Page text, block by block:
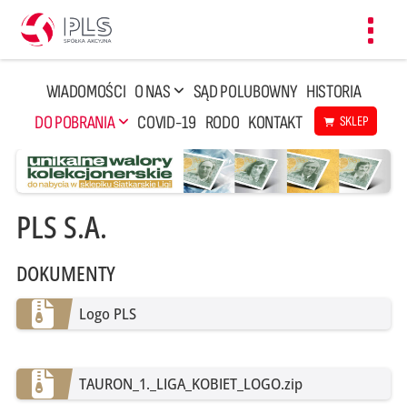
WIADOMOŚCI O NAS SĄD POLUBOWNY HISTORIA
DO POBRANIA
COVID-19 RODO KONTAKT SKLEP
PLS S.A.
DOKUMENTY
Logo PLS
TAURON_1._LIGA_KOBIET_LOGO.zip